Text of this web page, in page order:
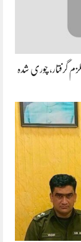
گرفتار، چوری شدہ